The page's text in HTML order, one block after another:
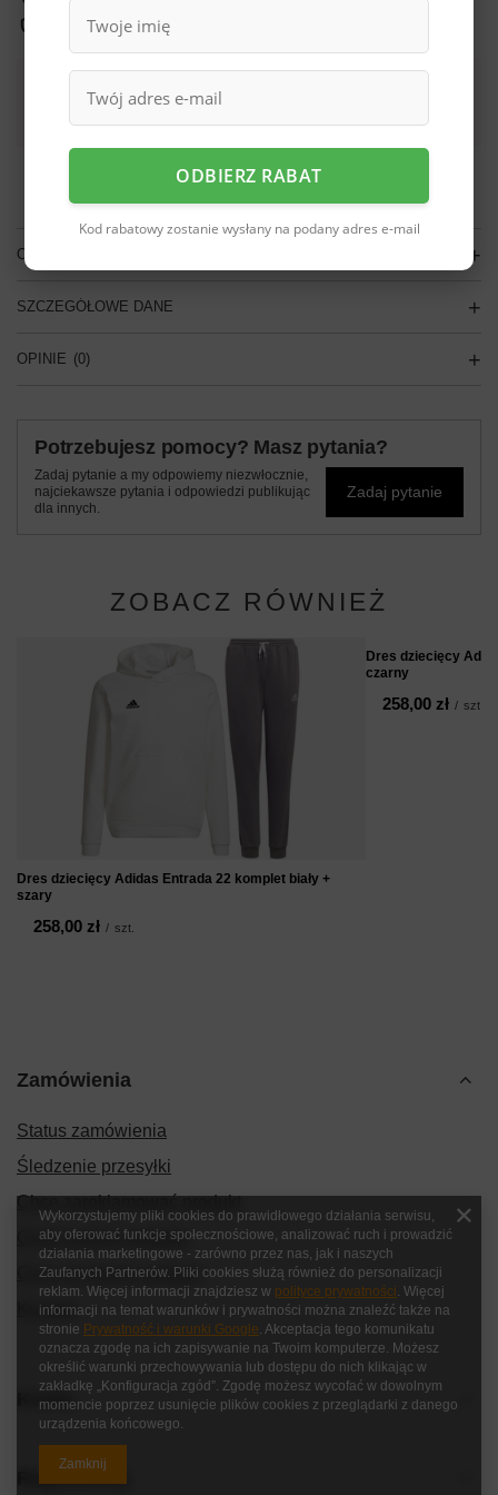
Bezpieczne zakupy
Darmowa dostawa do paczkomatu lub punktu
odbioru
OPIS
SZCZEGÓŁOWE DANE
OPINIE (0)
Potrzebujesz pomocy? Masz pytania?
Zadaj pytanie a my odpowiemy niezwłocznie,
najciekawsze pytania i odpowiedzi publikując
dla innych.
Zadaj pytanie
ZOBACZ RÓWNIEŻ
Dres dziecięcy Adidas Entrada 22 komplet biały +
szary
258,00 zł / szt.
Dres dziecięcy
czarny
258,00 zł / szt.
Zamówienia
Status zamówienia
Śledzenie przesyłki
Chcę zareklamować produkt
Chcę zwrócić produkt
Chcę wymienić produkt
Kontakt
Konto
Regulaminy
ODBIERZ RABAT
Kod rabatowy zostanie wysłany na podany adres e-mail
Wykorzystujemy pliki cookies do prawidłowego działania serwisu,
aby oferować funkcje społecznościowe, analizować ruch i prowadzić
działania marketingowe - zarówno przez nas, jak i naszych
Zaufanych Partnerów. Pliki cookies służą również do personalizacji
reklam. Więcej informacji znajdziesz w polityce prywatności. Więcej
informacji na temat warunków i prywatności można znaleźć także na
stronie Prywatność i warunki Google. Akceptacja tego komunikatu
oznacza zgodę na ich zapisywanie na Twoim komputerze. Możesz
określić warunki przechowywania lub dostępu do nich klikając w
zakładkę „Konfiguracja zgód”. Zgodę możesz wycofać w dowolnym
momencie poprzez usunięcie plików cookies z przeglądarki z danego
urządzenia końcowego.
Zamknij